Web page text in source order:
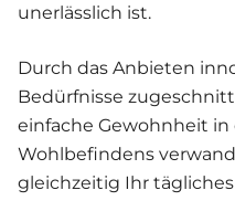
unerlässlich ist.
Durch das Anbieten
Bedürfnisse
einfache Gewohnheit
Wohlbefindens
gleichzeitig Ihr